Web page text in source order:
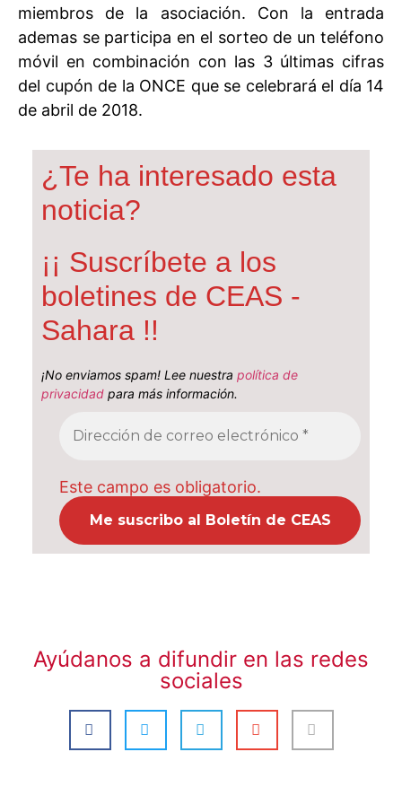
miembros de la asociación. Con la entrada
ademas se participa en el sorteo de un teléfono
móvil en combinación con las 3 últimas cifras
del cupón de la ONCE que se celebrará el día 14
de abril de 2018.
¿Te ha interesado esta
noticia?
¡¡ Suscríbete a los
boletines de CEAS -
Sahara !!
¡No enviamos spam! Lee nuestra política de
privacidad para más información.
Este campo es obligatorio.
Ayúdanos a difundir en las redes
sociales